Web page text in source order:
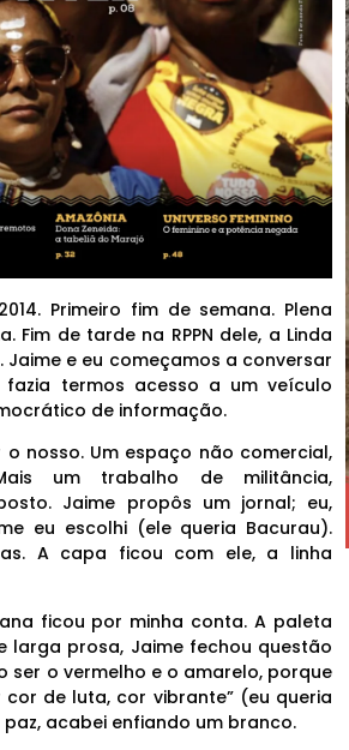
Primeiro fim de semana. Plena
Fim de tarde na RPPN dele, a Linda
Jaime e eu começamos a conversar
termos acesso a um veículo
de informação.
o nosso. Um espaço não comercial,
um trabalho de militância,
Jaime propôs um jornal; eu,
eu escolhi (ele queria Bacurau).
A capa ficou com ele, a linha
ficou por minha conta. A paleta
larga prosa, Jaime fechou questão
ser o vermelho e o amarelo, porque
de luta, cor vibrante” (eu queria
acabei enfiando um branco.